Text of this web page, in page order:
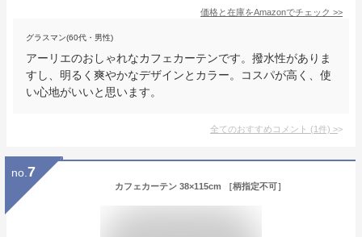
価格と在庫をAmazonでチェック >>
グラスマン(60代・男性)
アーリエのおしゃれなカフェカーテンです。撥水性がありま
すし、明るく爽やかなデザインとカラー。コスパが高く、使
い心地がいいと思います。
全てのおすすめコメント (1件) >
no. 7
カフェカーテン 38×115cm ［柄指定不可］